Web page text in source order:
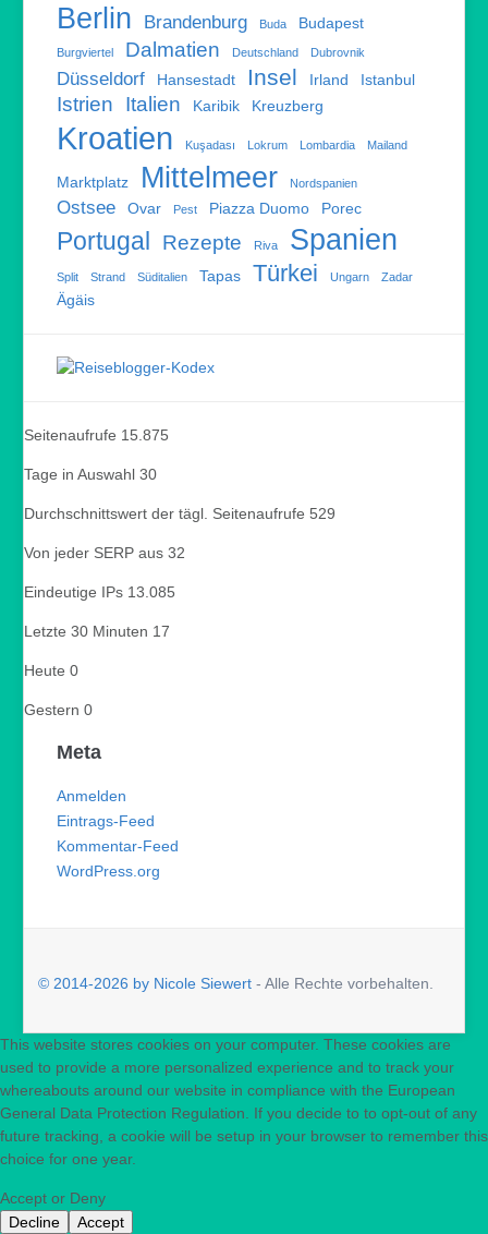
Berlin Brandenburg Buda Budapest
Burgviertel Dalmatien Deutschland Dubrovnik
Düsseldorf Hansestadt Insel Irland Istanbul
Istrien Italien Karibik Kreuzberg
Kroatien Kuşadası Lokrum Lombardia Mailand
Marktplatz Mittelmeer Nordspanien
Ostsee Ovar Pest Piazza Duomo Porec
Portugal Rezepte Riva Spanien
Split Strand Süditalien Tapas Türkei Ungarn Zadar
Ägäis
Seitenaufrufe 15.875
Tage in Auswahl30
Durchschnittswert der tägl. Seitenaufrufe529
Von jeder SERP aus32
Eindeutige IPs 13.085
Letzte 30 Minuten 17
Heute0
Gestern0
Meta
Anmelden
Eintrags-Feed
Kommentar-Feed
WordPress.org
© 2014-2026 by Nicole Siewert- Alle Rechte vorbehalten.
This website stores cookies on your computer. These cookies are
used to provide a more personalized experience and to track your
whereabouts around our website in compliance with the European
General Data Protection Regulation. If you decide to to opt-out of any
future tracking, a cookie will be setup in your browser to remember this
choice for one year.
Accept or Deny
Decline
Accept